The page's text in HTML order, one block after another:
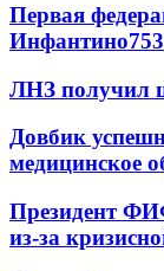
Первая
Инфантино753
ЛНЗ получил
Довбик
медицинское
Президент
из-за